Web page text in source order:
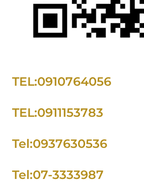
TEL:0910764056
TEL:0911153783
Tel:0937630536
Tel:07-3333987